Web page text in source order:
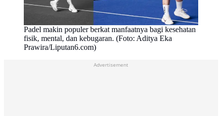
Padel makin populer berkat manfaatnya bagi kesehatan
fisik, mental, dan kebugaran. (Foto: Aditya Eka
Prawira/Liputan6.com)
Advertisement